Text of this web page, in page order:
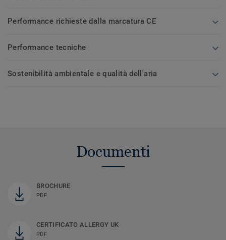
Performance richieste dalla marcatura CE
Performance tecniche
Sostenibilità ambientale e qualità dell'aria
Documenti
BROCHURE
PDF
CERTIFICATO ALLERGY UK
PDF